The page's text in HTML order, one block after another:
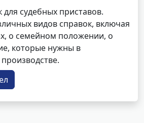
судебных приставов.
видов справок, включая
о семейном положении, о
которые нужны в